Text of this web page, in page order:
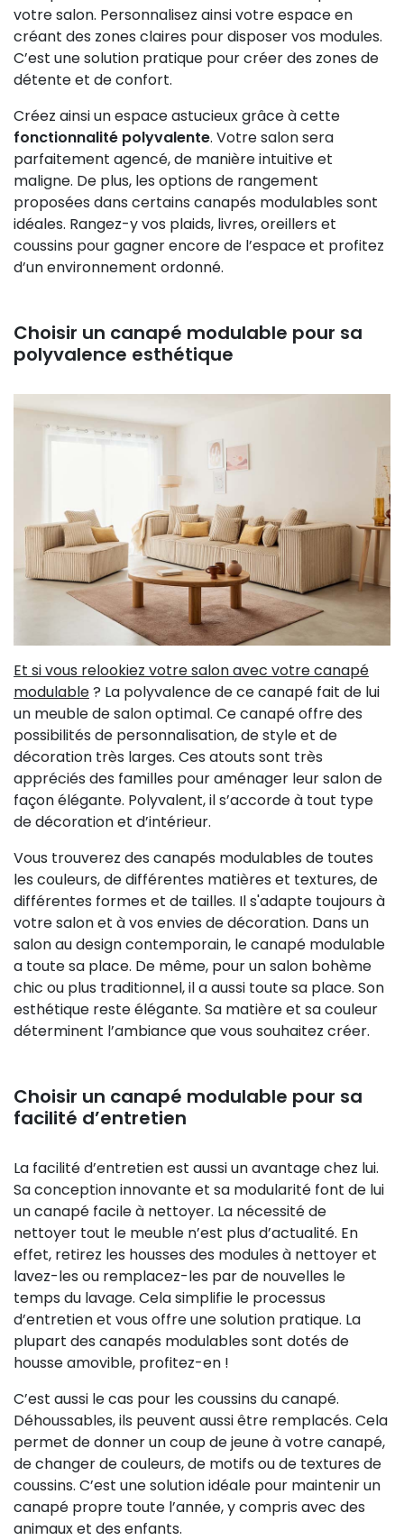
votre salon. Personnalisez ainsi votre espace en
créant des zones claires pour disposer vos modules.
C’est une solution pratique pour créer des zones de
détente et de confort.
Créez ainsi un espace astucieux grâce à cette
fonctionnalité polyvalente. Votre salon sera
parfaitement agencé, de manière intuitive et
maligne. De plus, les options de rangement
proposées dans certains canapés modulables sont
idéales. Rangez-y vos plaids, livres, oreillers et
coussins pour gagner encore de l’espace et profitez
d’un environnement ordonné.
Choisir un canapé modulable pour sa
polyvalence esthétique
Et si vous relookiez votre salon avec votre canapé
modulable? La polyvalence de ce canapé fait de lui
un meuble de salon optimal. Ce canapé offre des
possibilités de personnalisation, de style et de
décoration très larges. Ces atouts sont très
appréciés des familles pour aménager leur salon de
façon élégante. Polyvalent, il s’accorde à tout type
de décoration et d’intérieur.
Vous trouverez des canapés modulables de toutes
les couleurs, de différentes matières et textures, de
différentes formes et de tailles. Il s'adapte toujours à
votre salon et à vos envies de décoration. Dans un
salon au design contemporain, le canapé modulable
a toute sa place. De même, pour un salon bohème
chic ou plus traditionnel, il a aussi toute sa place. Son
esthétique reste élégante. Sa matière et sa couleur
déterminent l’ambiance que vous souhaitez créer.
Choisir un canapé modulable pour sa
facilité d’entretien
La facilité d’entretien est aussi un avantage chez lui.
Sa conception innovante et sa modularité font de lui
un canapé facile à nettoyer. La nécessité de
nettoyer tout le meuble n’est plus d’actualité. En
effet, retirez les housses des modules à nettoyer et
lavez-les ou remplacez-les par de nouvelles le
temps du lavage. Cela simplifie le processus
d’entretien et vous offre une solution pratique. La
plupart des canapés modulables sont dotés de
housse amovible, profitez-en !
C’est aussi le cas pour les coussins du canapé.
Déhoussables, ils peuvent aussi être remplacés. Cela
permet de donner un coup de jeune à votre canapé,
de changer de couleurs, de motifs ou de textures de
coussins. C’est une solution idéale pour maintenir un
canapé propre toute l’année, y compris avec des
animaux et des enfants.